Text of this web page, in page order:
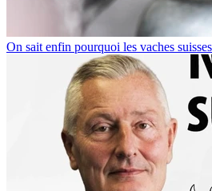
On sait enfin pourquoi les vaches